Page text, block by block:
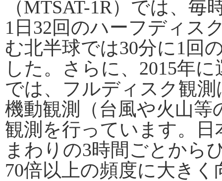
（MTSAT-1R）では、
1日32回のハーフディス
む北半球では30分に1回
した。さらに、2015年
では、フルディスク観測
機動観測（台風や火山等
観測を行っています。
まわりの3時間ごとから
70倍以上の頻度に大き